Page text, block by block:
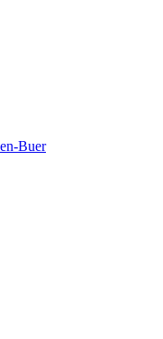
Buer